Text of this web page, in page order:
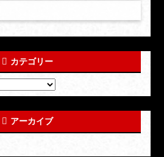
カテゴリー
アーカイブ